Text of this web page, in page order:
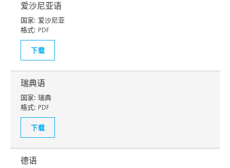
爱沙尼亚语
国家: 爱沙尼亚
格式: PDF
下载
瑞典语
国家: 瑞典
格式: PDF
下载
德语